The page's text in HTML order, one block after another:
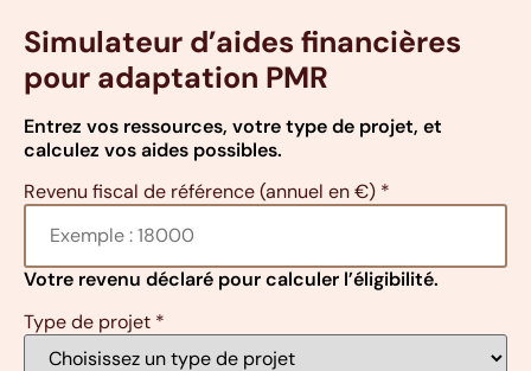
Simulateur d’aides financières
pour adaptation PMR
Entrez vos ressources, votre type de projet, et
calculez vos aides possibles.
Revenu fiscal de référence (annuel en €) *
Votre revenu déclaré pour calculer l’éligibilité.
Type de projet *